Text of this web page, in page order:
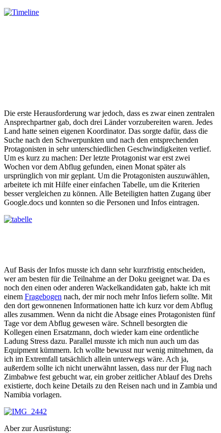
Die erste Herausforderung war jedoch, dass es zwar einen zentralen
Ansprechpartner gab, doch drei Länder vorzubereiten waren. Jedes
Land hatte seinen eigenen Koordinator. Das sorgte dafür, dass die
Suche nach den Schwerpunkten und nach den entsprechenden
Protagonisten in sehr unterschiedlichen Geschwindigkeiten verlief.
Um es kurz zu machen: Der letzte Protagonist war erst zwei
Wochen vor dem Abflug gefunden, einen Monat später als
ursprünglich von mir geplant. Um die Protagonisten auszuwählen,
arbeitete ich mit Hilfe einer einfachen Tabelle, um die Kriterien
besser vergleichen zu können. Alle Beteiligten hatten Zugang über
Google.docs und konnten so die Personen und Infos eintragen.
Auf Basis der Infos musste ich dann sehr kurzfristig entscheiden,
wer am besten für die Teilnahme an der Doku geeignet war. Da es
noch den einen oder anderen Wackelkandidaten gab, hakte ich mit
einem Fragebogen nach, der mir noch mehr Infos liefern sollte. Mit
den dort gewonnenen Informationen hatte ich kurz vor dem Abflug
alles zusammen. Wenn da nicht die Absage eines Protagonisten fünf
Tage vor dem Abflug gewesen wäre. Schnell besorgten die
Kollegen einen Ersatzmann, doch wieder kam eine ordentliche
Ladung Stress dazu. Parallel musste ich mich nun auch um das
Equipment kümmern. Ich wollte bewusst nur wenig mitnehmen, da
ich im Extremfall tatsächlich allein unterwegs wäre. Ach ja,
außerdem sollte ich nicht unerwähnt lassen, dass nur der Flug nach
Zimbabwe fest gebucht war, ein grober zeitlicher Ablauf des Drehs
existierte, doch keine Details zu den Reisen nach und in Zambia und
Namibia vorlagen.
Aber zur Ausrüstung: